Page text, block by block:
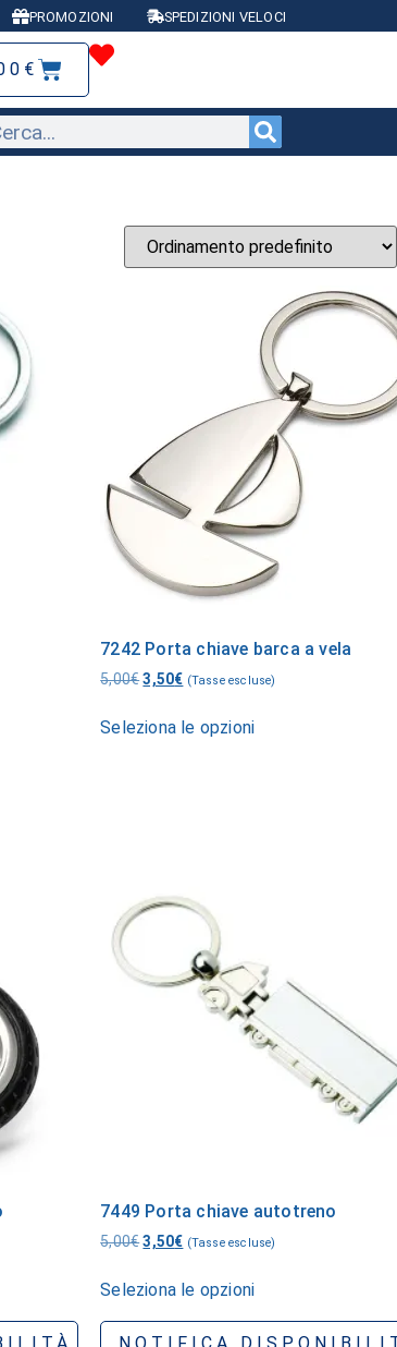
PROMOZIONI SPEDIZIONI VELOCI
€
7242 Porta chiave barca a vela
5,00€ 3,50€ (Tasse escluse)
Seleziona le opzioni
7449 Porta chiave autotreno
5,00€ 3,50€ (Tasse escluse)
Seleziona le opzioni